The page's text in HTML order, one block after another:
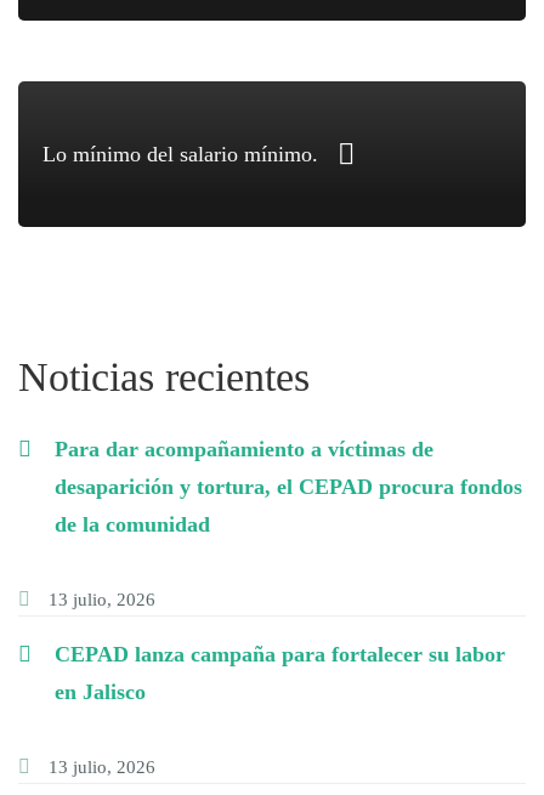
Lo mínimo del salario mínimo.
Noticias recientes
Para dar acompañamiento a víctimas de
desaparición y tortura, el CEPAD procura fondos
de la comunidad
13 julio, 2026
CEPAD lanza campaña para fortalecer su labor
en Jalisco
13 julio, 2026